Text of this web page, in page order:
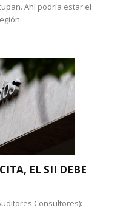
Ahí podría estar el
EL SII DEBE
Consultores):